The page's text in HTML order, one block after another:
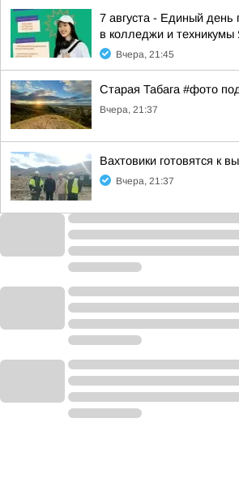
7 августа - Единый день
в колледжи и техникумы
Вчера, 21:45
Старая Табага #фото
Вчера, 21:37
Вахтовики готовятся к
Вчера, 21:37